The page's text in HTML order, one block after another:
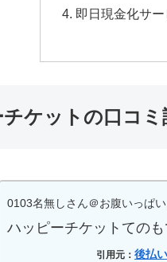
即日現金化サ
ケットの口コ
0103名無しさん＠お腹いっぱ
ハッピーチケットての
引用元： 後払